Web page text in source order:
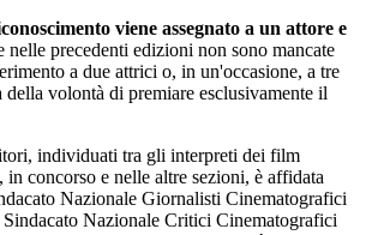
viene assegnato a un attore e
nelle precedenti edizioni non sono mancate
a due attrici o, in un'occasione, a tre
della volontà di premiare esclusivamente il
individuati tra gli interpreti dei film
in concorso e nelle altre sezioni, è affidata
Nazionale Giornalisti Cinematografici
Sindacato Nazionale Critici Cinematografici